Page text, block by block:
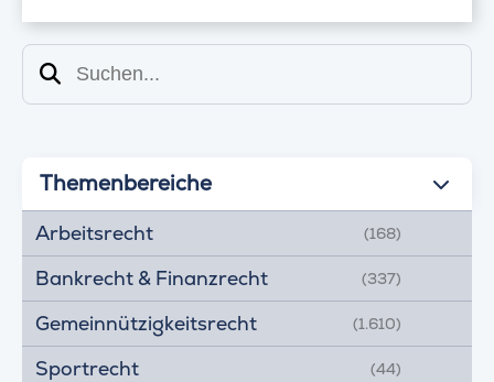
Suchen
Themenbereiche
Arbeitsrecht (168)
Bankrecht & Finanzrecht (337)
Gemeinnützigkeitsrecht (1.610)
Sportrecht (44)